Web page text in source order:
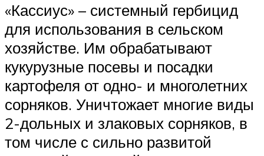
«Кассиус» – системный гербицид
для использования в сельском
хозяйстве. Им обрабатывают
кукурузные посевы и посадки
картофеля от одно- и многолетних
сорняков. Уничтожает многие виды
2-дольных и злаковых сорняков, в
том числе с сильно развитой